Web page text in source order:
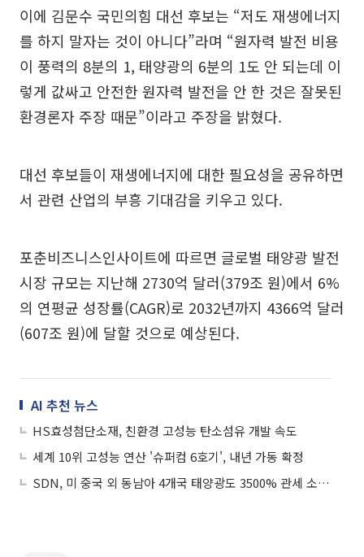
이에 김문수 국민의힘 대선 후보는 “저도 재생에너지
를 하지 말자는 것이 아니다”라며 “원자력 발전 비용
이 풍력의 8분의 1, 태양광의 6분의 1도 안 되는데 이
렇게 값싸고 안전한 원자력 발전을 안 한 것은 잘못된
환경론자 주장 때문”이라고 주장을 밝혔다.
대선 후보들이 재생에너지에 대한 필요성을 공유하면
서 관련 산업의 부흥 기대감을 키우고 있다.
포춘비즈니스인사이트에 따르면 글로벌 태양광 발전
시장 규모는 지난해 2730억 달러(379조 원)에서 6%
의 연평균 성장률(CAGR)로 2032년까지 4366억 달러
(607조 원)에 달할 것으로 예상된다.
AI 추천 뉴스
HS효성첨단소재, 친환경 고성능 탄소섬유 개발 속도
세계 10위 고성능 연산 '슈퍼컴 6호기', 내년 가동 확정
SDN, 미 중국 외 동남아 4개국 태양광도 3500% 관세 소식에 상승세